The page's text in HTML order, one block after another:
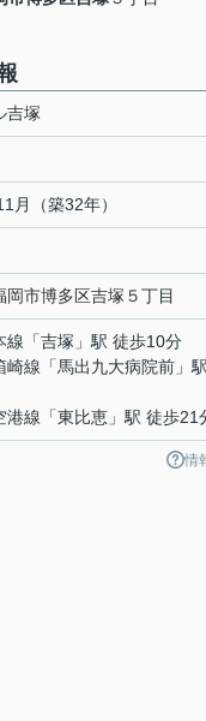
吉塚
月（築32年）
岡市博多区吉塚 ５丁目
線 「吉塚 」駅 徒歩10分
崎線 「馬出九大病院前 」
港線 「東比恵 」駅 徒歩21
情